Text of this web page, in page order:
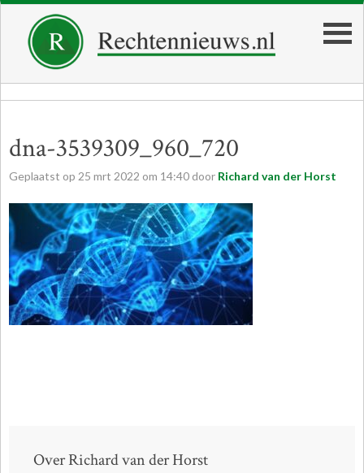
dna-3539309_960_720
Geplaatst op 25 mrt 2022 om 14:40 door Richard van der Horst
Over Richard van der Horst